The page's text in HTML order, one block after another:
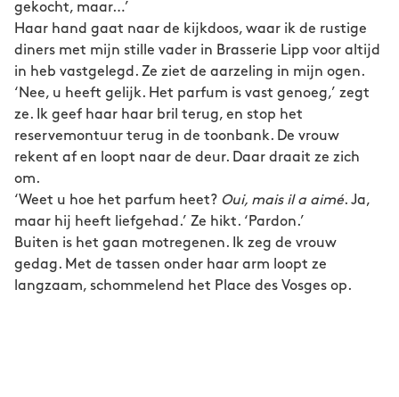
gekocht, maar…’
Haar hand gaat naar de kijkdoos, waar ik de rustige
diners met mijn stille vader in Brasserie Lipp voor altijd
in heb vastgelegd. Ze ziet de aarzeling in mijn ogen.
‘Nee, u heeft gelijk. Het parfum is vast genoeg,’ zegt
ze. Ik geef haar haar bril terug, en stop het
reservemontuur terug in de toonbank. De vrouw
rekent af en loopt naar de deur. Daar draait ze zich
om.
‘Weet u hoe het parfum heet? Oui, mais il a aimé. Ja,
maar hij heeft liefgehad.’ Ze hikt. ‘Pardon.’
Buiten is het gaan motregenen. Ik zeg de vrouw
gedag. Met de tassen onder haar arm loopt ze
langzaam, schommelend het Place des Vosges op.